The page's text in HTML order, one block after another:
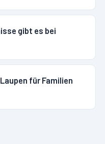
gibt es bei
für Familien